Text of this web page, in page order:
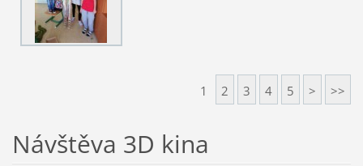
1 2 3 4 5 > >>
Návštěva 3D kina